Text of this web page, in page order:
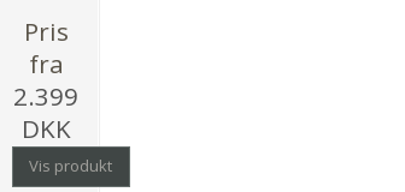
Pris
fra
2.399
DKK
Vis produkt